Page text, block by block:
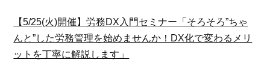
【5/25(火)開催】労務DX入門セミナー「そろそろ”ちゃ
んと”した労務管理を始めませんか！DX化で変わるメリ
ットを丁寧に解説します」